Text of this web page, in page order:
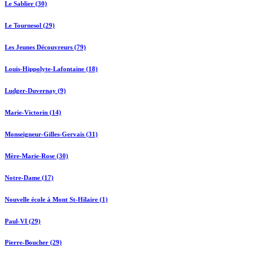
Le Sablier (30)
Le Tournesol (29)
Les Jeunes Découvreurs (79)
Louis-Hippolyte-Lafontaine (18)
Ludger-Duvernay (9)
Marie-Victorin (14)
Monseigneur-Gilles-Gervais (31)
Mère-Marie-Rose (30)
Notre-Dame (17)
Nouvelle école à Mont St-Hilaire (1)
Paul-VI (29)
Pierre-Boucher (29)